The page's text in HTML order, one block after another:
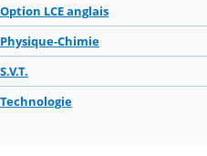
Option LCE anglais
Physique-Chimie
S.V.T.
Technologie